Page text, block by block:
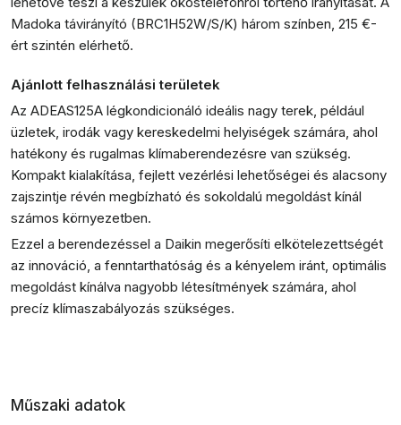
Madoka távirányító (BRC1H52W/S/K) három színben, 215 €-
ért szintén elérhető.
Ajánlott felhasználási területek
Az ADEAS125A légkondicionáló ideális nagy terek, például
üzletek, irodák vagy kereskedelmi helyiségek számára, ahol
hatékony és rugalmas klímaberendezésre van szükség.
Kompakt kialakítása, fejlett vezérlési lehetőségei és alacsony
zajszintje révén megbízható és sokoldalú megoldást kínál
számos környezetben.
Ezzel a berendezéssel a Daikin megerősíti elkötelezettségét
az innováció, a fenntarthatóság és a kényelem iránt, optimális
megoldást kínálva nagyobb létesítmények számára, ahol
precíz klímaszabályozás szükséges.
Műszaki adatok